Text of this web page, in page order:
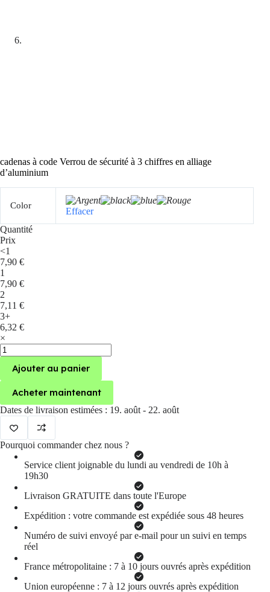
cadenas à code Verrou de sécurité à 3 chiffres en alliage
d’aluminium
Color
Effacer
Quantité
Prix
<1
7,90 €
1
7,90 €
2
7,11 €
3+
6,32 €
×
quantité
de
cadenas
à
code
de
3
chiffres
d'aluminium
Ajouter au panier
Acheter maintenant
Dates de livraison estimées : 19. août - 22. août
Pourquoi commander chez nous ?
Service client joignable du lundi au vendredi de 10h à
19h30
Livraison GRATUITE dans toute l'Europe
Expédition : votre commande est expédiée sous 48 heures
Numéro de suivi envoyé par e-mail pour un suivi en temps
réel
France métropolitaine : 7 à 10 jours ouvrés après expédition
Union européenne : 7 à 12 jours ouvrés après expédition